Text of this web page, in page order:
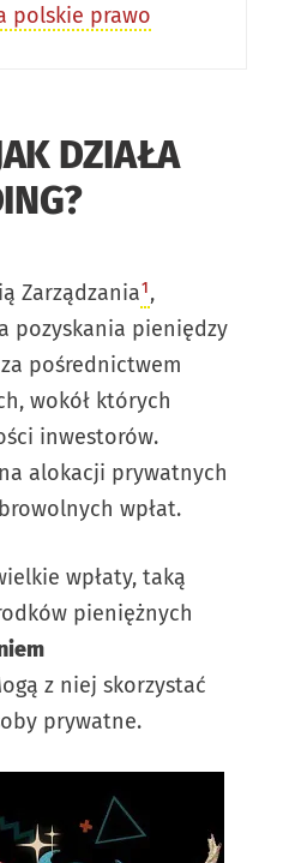
polskie prawo
DZIAŁA
Zarządzania¹,
pozyskania pieniędzy
pośrednictwem
wokół których
inwestorów.
alokacji prywatnych
wpłat.
wpłaty, taką
pieniężnych
z niej skorzystać
prywatne.